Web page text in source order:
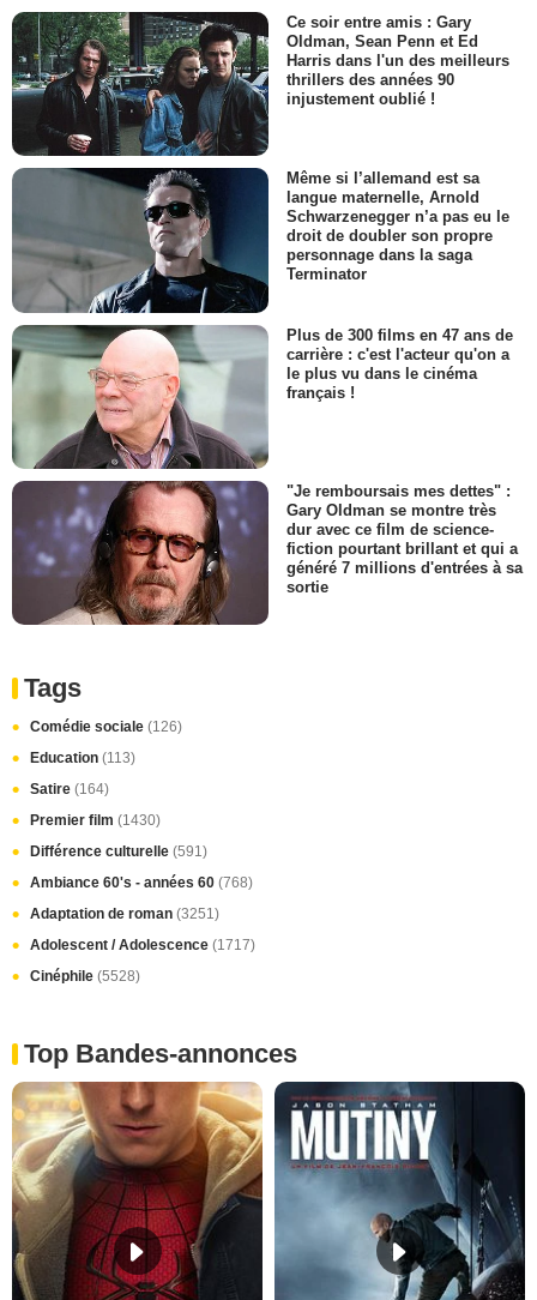
Ce soir entre amis : Gary
Oldman, Sean Penn et Ed
Harris dans l'un des meilleurs
thrillers des années 90
injustement oublié !
Même si l’allemand est sa
langue maternelle, Arnold
Schwarzenegger n’a pas eu le
droit de doubler son propre
personnage dans la saga
Terminator
Plus de 300 films en 47 ans de
carrière : c'est l'acteur qu'on a
le plus vu dans le cinéma
français !
"Je remboursais mes dettes" :
Gary Oldman se montre très
dur avec ce film de science-
fiction pourtant brillant et qui a
généré 7 millions d'entrées à sa
sortie
Tags
Comédie sociale (126)
Education (113)
Satire (164)
Premier film (1430)
Différence culturelle (591)
Ambiance 60's - années 60 (768)
Adaptation de roman (3251)
Adolescent / Adolescence (1717)
Cinéphile (5528)
Top Bandes-annonces